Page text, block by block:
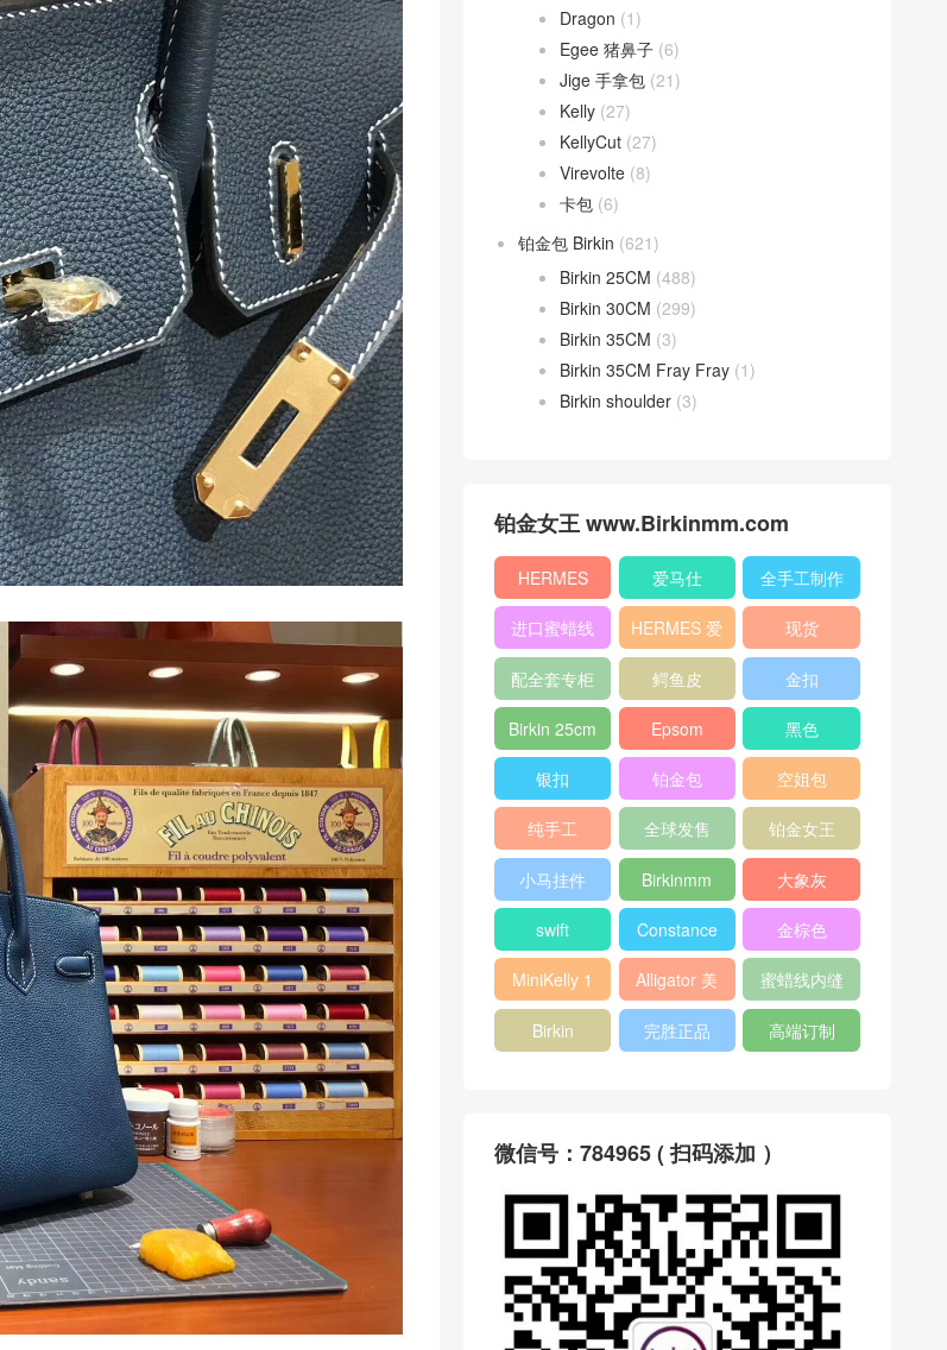
Dragon (1)
Egee 猪鼻子 (6)
Jige 手拿包 (21)
Kelly (27)
KellyCut (27)
Virevolte (8)
卡包 (6)
铂金包 Birkin (621)
Birkin 25CM (488)
Birkin 30CM (299)
Birkin 35CM (3)
Birkin 35CM Fray Fray (1)
Birkin shoulder (3)
铂金女王 www.Birkinmm.com
HERMES 爱马仕 全手工制作
进口蜜蜡线
HERMES 爱
马仕
现货
配全套专柜
原版包装
鳄鱼皮 金扣
Birkin 25cm Epsom 黑色
银扣 铂金包 空姐包
纯手工 全球发售 铂金女王
小马挂件 Birkinmm 大象灰
swift Constance 金棕色
MiniKelly 1
Alligator 美
洲鳄
蜜蜡线内缝
Birkin 完胜正品 高端订制
微信号：784965 ( 扫码添加 ）